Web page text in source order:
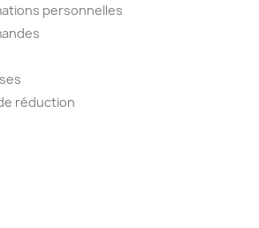
personnelles
réduction